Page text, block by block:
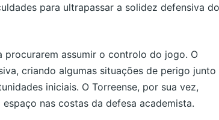
para ultrapassar a solidez defensiva
assumir o controlo do jogo. O
criando algumas situações de perigo junto
iniciais. O Torreense, por sua vez,
nas costas da defesa academista.